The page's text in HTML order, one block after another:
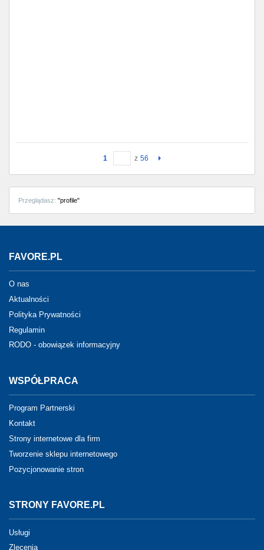
1 z 56
Przeglądasz: "profile"
FAVORE.PL
O nas
Aktualności
Polityka Prywatności
Regulamin
RODO - obowiązek informacyjny
WSPÓŁPRACA
Program Partnerski
Kontakt
Strony internetowe dla firm
Tworzenie sklepu internetowego
Pozycjonowanie stron
STRONY FAVORE.PL
Usługi
Zlecenia